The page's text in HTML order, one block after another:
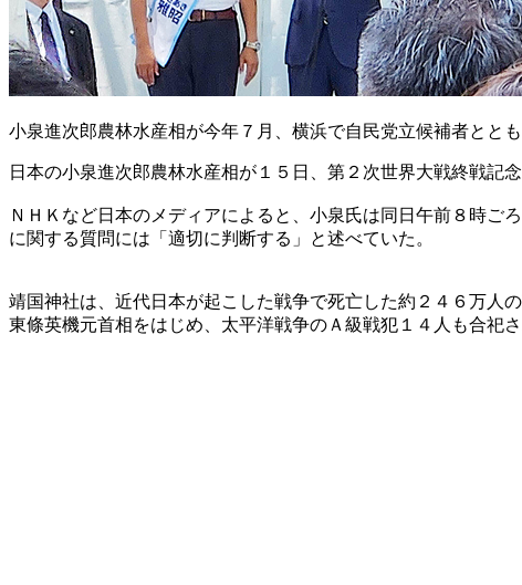
小泉進次郎農林水産相が今年７月、横浜で自民党立候補者とと
日本の小泉進次郎農林水産相が１５日、第２次世界大戦終戦記
ＮＨＫなど日本のメディアによると、小泉氏は同日午前８時
に関する質問には「適切に判断する」と述べていた。
靖国神社は、近代日本が起こした戦争で死亡した約２４６万人
東條英機元首相をはじめ、太平洋戦争のＡ級戦犯１４人も合祀さ